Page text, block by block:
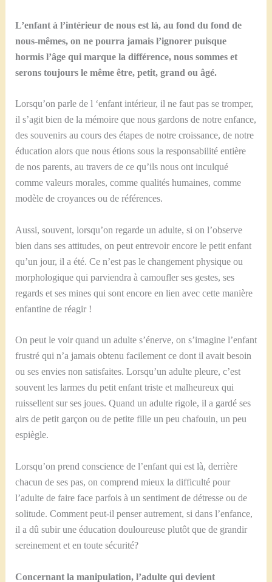
L’enfant à l’intérieur de nous est là, au fond du fond de
nous-mêmes, on ne pourra jamais l’ignorer puisque
hormis l’âge qui marque la différence, nous sommes et
serons toujours le même être, petit, grand ou âgé.
Lorsqu’on parle de l ‘enfant intérieur, il ne faut pas se tromper,
il s’agit bien de la mémoire que nous gardons de notre enfance,
des souvenirs au cours des étapes de notre croissance, de notre
éducation alors que nous étions sous la responsabilité entière
de nos parents, au travers de ce qu’ils nous ont inculqué
comme valeurs morales, comme qualités humaines, comme
modèle de croyances ou de références.
Aussi, souvent, lorsqu’on regarde un adulte, si on l’observe
bien dans ses attitudes, on peut entrevoir encore le petit enfant
qu’un jour, il a été. Ce n’est pas le changement physique ou
morphologique qui parviendra à camoufler ses gestes, ses
regards et ses mines qui sont encore en lien avec cette manière
enfantine de réagir !
On peut le voir quand un adulte s’énerve, on s’imagine l’enfant
frustré qui n’a jamais obtenu facilement ce dont il avait besoin
ou ses envies non satisfaites. Lorsqu’un adulte pleure, c’est
souvent les larmes du petit enfant triste et malheureux qui
ruissellent sur ses joues. Quand un adulte rigole, il a gardé ses
airs de petit garçon ou de petite fille un peu chafouin, un peu
espiègle.
Lorsqu’on prend conscience de l’enfant qui est là, derrière
chacun de ses pas, on comprend mieux la difficulté pour
l’adulte de faire face parfois à un sentiment de détresse ou de
solitude. Comment peut-il penser autrement, si dans l’enfance,
il a dû subir une éducation douloureuse plutôt que de grandir
sereinement et en toute sécurité?
Concernant la manipulation, l’adulte qui devient